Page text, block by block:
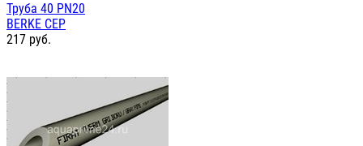
Труба 40 PN20
BERKE СЕР
217 руб.